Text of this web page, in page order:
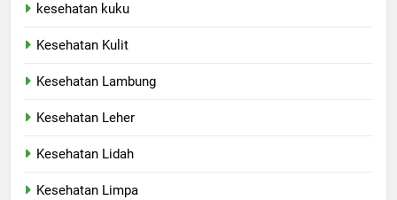
kesehatan kuku
Kesehatan Kulit
Kesehatan Lambung
Kesehatan Leher
Kesehatan Lidah
Kesehatan Limpa